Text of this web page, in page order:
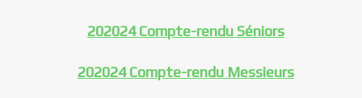
202024 Compte-rendu Séniors
202024 Compte-rendu Messieurs